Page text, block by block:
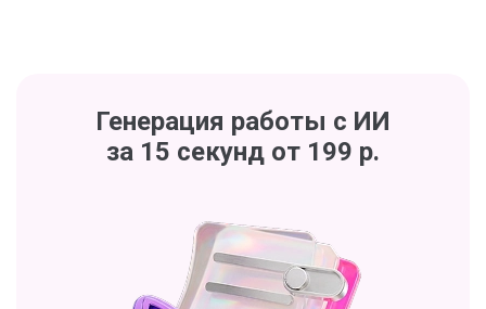
Генерация работы с ИИ
за 15 секунд от 199 р.